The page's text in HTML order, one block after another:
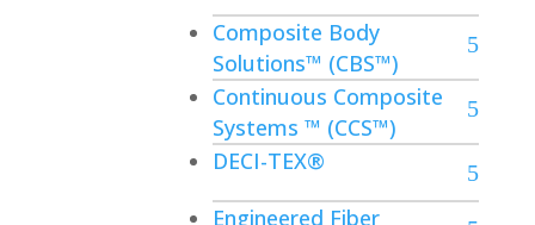
Composite Body
Solutions™ (CBS™)
Continuous Composite
Systems ™ (CCS™)
DECI-TEX®
Engineered Fiber